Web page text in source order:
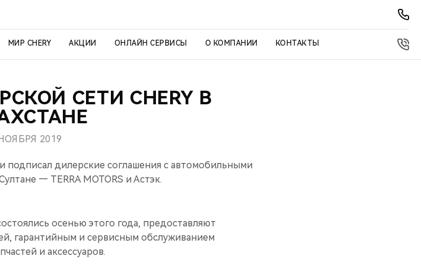
МИР CHERY АКЦИИ ОНЛАЙН СЕРВИСЫ О КОМПАНИИ КОНТАКТЫ
СЕТИ CHERY В
2019
подписал дилерские соглашения с автомобильными
— TERRA MOTORS и Астэк.
осенью этого года, предоставляют
гарантийным и сервисным обслуживанием
и аксессуаров.